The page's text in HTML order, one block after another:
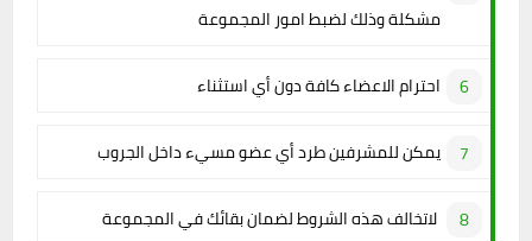
مشكلة وذلك لضبط امور المجموعة
احترام الاعضاء كافة دون أي استثناء
يمكن للمشرفين طرد أي عضو مسيء داخل الجروب
لاتخالف هذه الشروط لضمان بقائك في المجموعة